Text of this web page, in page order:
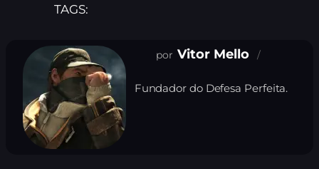
TAGS:
Vitor Mello
Fundador do Defesa Perfeita.